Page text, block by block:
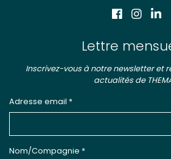
Lettre
Inscrivez-vous à notre newsletter et
actualités de
Adresse email *
Nom/Compagnie *